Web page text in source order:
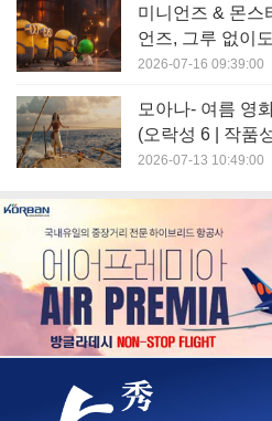
미니언즈 & 몬스
언즈, 그루 없이도 빛
7 | 작품성 6)
2026-07-16 09:39:00
모아나- 여름 영
(오락성 6 | 작품
2026-07-13 10:49:00